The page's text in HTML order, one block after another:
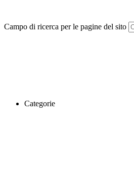
Campo di ricerca per le pagine del sito
Categorie